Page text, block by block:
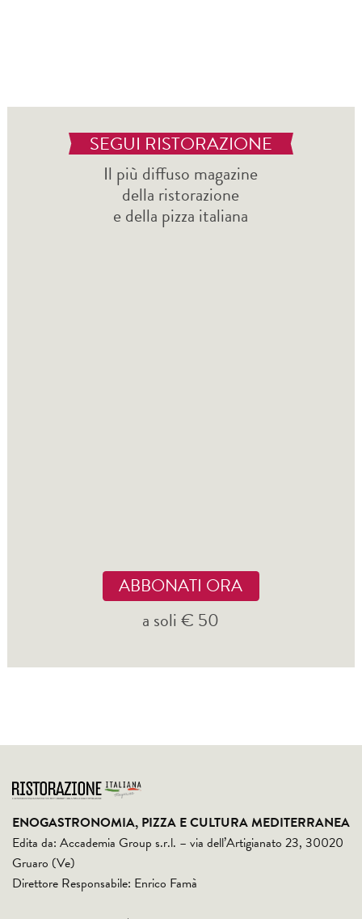
SEGUI RISTORAZIONE
Il più diffuso magazine
della ristorazione
e della pizza italiana
ABBONATI ORA
a soli € 50
ENOGASTRONOMIA, PIZZA E CULTURA MEDITERRANEA
Edita da: Accademia Group s.r.l. – via dell’Artigianato 23, 30020
Gruaro (Ve)
Direttore Responsabile: Enrico Famà